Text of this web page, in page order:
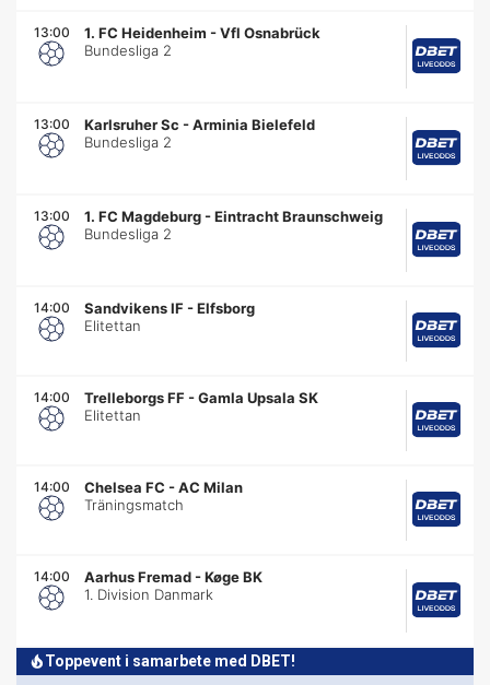
13:00 1. FC Heidenheim -Vfl Osnabrück
Bundesliga 2
13:00 Karlsruher Sc -Arminia Bielefeld
Bundesliga 2
13:00 1. FC Magdeburg -Eintracht Braunschweig
Bundesliga 2
14:00 Sandvikens IF -Elfsborg
Elitettan
14:00 Trelleborgs FF -Gamla Upsala SK
Elitettan
14:00 Chelsea FC -AC Milan
Träningsmatch
14:00 Aarhus Fremad -Køge BK
1. Division Danmark
Toppevent i samarbete med DBET!